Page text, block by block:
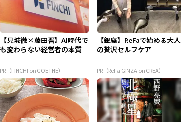
【見城徹×藤田晋】AI時代で
も変わらない経営者の本質
PR（FINCHI on GOETHE）
【銀座】ReFaで始める大人
の贅沢セルフケア
PR（ReFa GINZA on CREA）